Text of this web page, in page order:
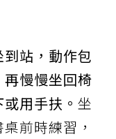
站，動作包
慢慢坐回椅
用手扶。 坐
前時練習，